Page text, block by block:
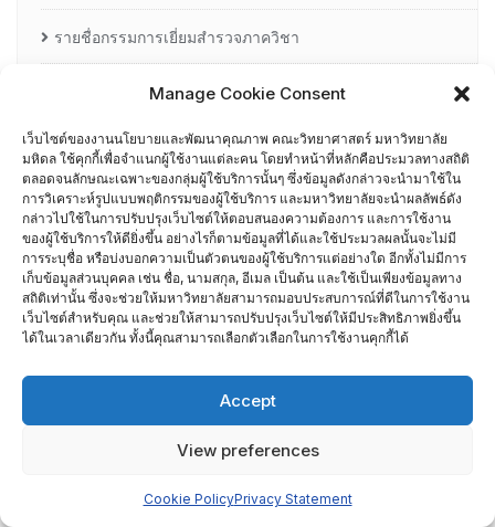
Manage Cookie Consent
เว็บไซต์ของงานนโยบายและพัฒนาคุณภาพ คณะวิทยาศาสตร์ มหาวิทยาลัย
มหิดล ใช้คุกกี้เพื่อจำแนกผู้ใช้งานแต่ละคน โดยทำหน้าที่หลักคือประมวลทางสถิติ
ตลอดจนลักษณะเฉพาะของกลุ่มผู้ใช้บริการนั้นๆ ซึ่งข้อมูลดังกล่าวจะนำมาใช้ใน
การวิเคราะห์รูปแบบพฤติกรรมของผู้ใช้บริการ และมหาวิทยาลัยจะนำผลลัพธ์ดัง
กล่าวไปใช้ในการปรับปรุงเว็บไซต์ให้ตอบสนองความต้องการ และการใช้งาน
ของผู้ใช้บริการให้ดียิ่งขึ้น อย่างไรก็ตามข้อมูลที่ได้และใช้ประมวลผลนั้นจะไม่มี
การระบุชื่อ หรือบ่งบอกความเป็นตัวตนของผู้ใช้บริการแต่อย่างใด อีกทั้งไม่มีการ
เก็บข้อมูลส่วนบุคคล เช่น ชื่อ, นามสกุล, อีเมล เป็นต้น และใช้เป็นเพียงข้อมูลทาง
สถิติเท่านั้น ซึ่งจะช่วยให้มหาวิทยาลัยสามารถมอบประสบการณ์ที่ดีในการใช้งาน
เว็บไซต์สำหรับคุณ และช่วยให้สามารถปรับปรุงเว็บไซต์ให้มีประสิทธิภาพยิ่งขึ้น
ได้ในเวลาเดียวกัน ทั้งนี้คุณสามารถเลือกตัวเลือกในการใช้งานคุกกี้ได้
Accept
View preferences
Cookie PolicyPrivacy Statement
รายชื่อกรรมการเยี่ยมสำรวจภาควิชา
อื่น ๆ
กรรมการบริหารความเสี่ยง
การอบรมพัฒนาหัวหน้าภาควิชา (HDP)
คณะกรรมการรับเรื่องร้องเรียน
คณะผู้บริหารคณะวิทยาศาสตร์ ที่ผ่านการอบรมด้านพัฒนา
คุณภาพ
คณะผู้บริหารคณะวิทยาศาสตร์ ปี 2558- 2562